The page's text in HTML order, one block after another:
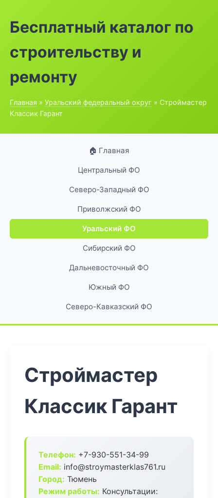
Бесплатный каталог по
строительству и
ремонту
Главная » Уральский федеральный округ » Строймастер
Классик Гарант
🏠 Главная
Центральный ФО
Северо-Западный ФО
Приволжский ФО
Уральский ФО
Сибирский ФО
Дальневосточный ФО
Южный ФО
Северо-Кавказский ФО
Строймастер
Классик Гарант
Телефон: +7-930-551-34-99
Email: info@stroymasterklas761.ru
Город: Тюмень
Режим работы: Консультации: